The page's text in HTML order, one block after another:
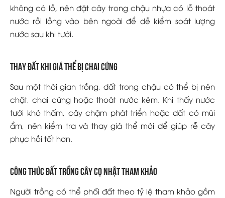
không có lỗ, nên đặt cây trong chậu nhựa có lỗ thoát
nước rồi lồng vào bên ngoài để dễ kiểm soát lượng
nước sau khi tưới.
Thay đất khi giá thể bị chai cứng
Sau một thời gian trồng, đất trong chậu có thể bị nén
chặt, chai cứng hoặc thoát nước kém. Khi thấy nước
tưới khó thấm, cây chậm phát triển hoặc đất có mùi
ẩm, nên kiểm tra và thay giá thể mới để giúp rễ cây
phục hồi tốt hơn.
Công thức đất trồng cây cọ Nhật tham khảo
Người trồng có thể phối đất theo tỷ lệ tham khảo gồm